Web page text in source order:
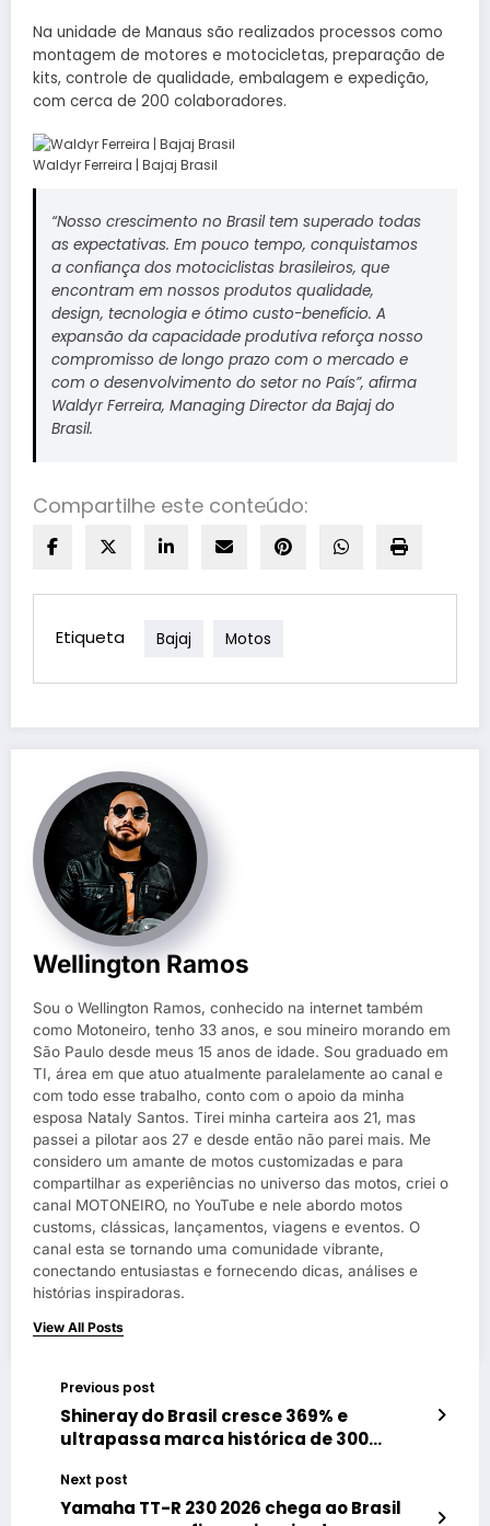
Na unidade de Manaus são realizados processos como
montagem de motores e motocicletas, preparação de
kits, controle de qualidade, embalagem e expedição,
com cerca de 200 colaboradores.
Waldyr Ferreira | Bajaj Brasil
“Nosso crescimento no Brasil tem superado todas
as expectativas. Em pouco tempo, conquistamos
a confiança dos motociclistas brasileiros, que
encontram em nossos produtos qualidade,
design, tecnologia e ótimo custo-benefício. A
expansão da capacidade produtiva reforça nosso
compromisso de longo prazo com o mercado e
com o desenvolvimento do setor no País”, afirma
Waldyr Ferreira, Managing Director da Bajaj do
Brasil.
Compartilhe este conteúdo:
Etiqueta Bajaj Motos
Wellington Ramos
Sou o Wellington Ramos, conhecido na internet também
como Motoneiro, tenho 33 anos, e sou mineiro morando em
São Paulo desde meus 15 anos de idade. Sou graduado em
TI, área em que atuo atualmente paralelamente ao canal e
com todo esse trabalho, conto com o apoio da minha
esposa Nataly Santos. Tirei minha carteira aos 21, mas
passei a pilotar aos 27 e desde então não parei mais. Me
considero um amante de motos customizadas e para
compartilhar as experiências no universo das motos, criei o
canal MOTONEIRO, no YouTube e nele abordo motos
customs, clássicas, lançamentos, viagens e eventos. O
canal esta se tornando uma comunidade vibrante,
conectando entusiastas e fornecendo dicas, análises e
histórias inspiradoras.
View All Posts
Previous post
Shineray do Brasil cresce 369% e
ultrapassa marca histórica de 300
Next post
Yamaha TT-R 230 2026 chega ao Brasil